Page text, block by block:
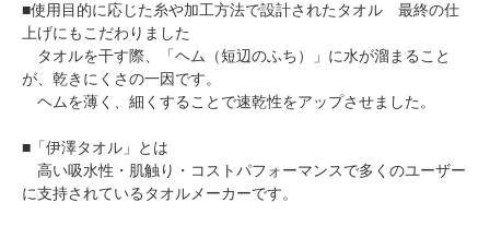
■使用目的に応じた糸や加工方法で設計されたタオル 最終の仕
上げにもこだわりました
タオルを干す際、「ヘム（短辺のふち）」に水が溜まること
が、乾きにくさの一因です。
ヘムを薄く、細くすることで速乾性をアップさせました。
■「伊澤タオル」とは
高い吸水性・肌触り・コストパフォーマンスで多くのユーザー
に支持されているタオルメーカーです。